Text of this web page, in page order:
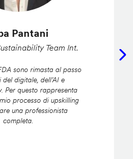
Pantani
Team Int.
sono rimasta al passo
del digitale, dell’AI e
Per questo rappresenta
processo di upskilling
una professionista
completa.